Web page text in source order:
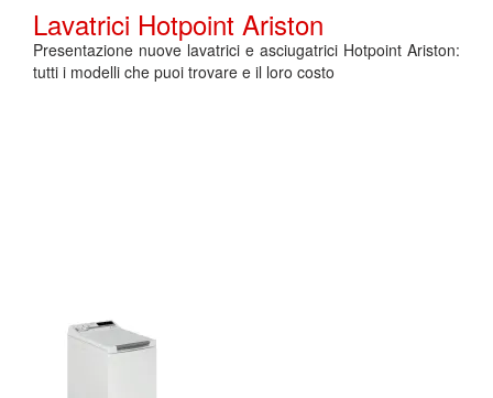
Lavatrici Hotpoint Ariston
Presentazione nuove lavatrici e asciugatrici Hotpoint Ariston:
tutti i modelli che puoi trovare e il loro costo